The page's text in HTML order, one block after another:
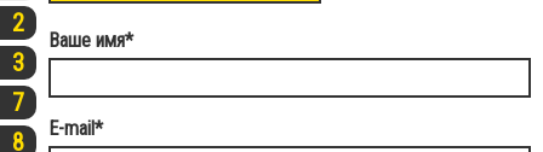
2
3
7
8
Ваше имя*
E-mail*